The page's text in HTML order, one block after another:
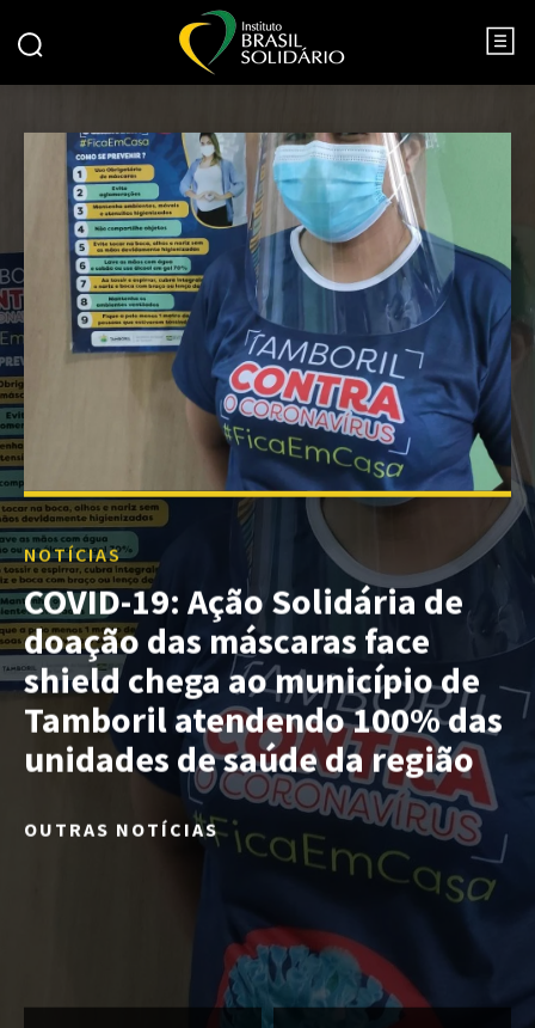
NOTÍCIAS
COVID-19: Ação Solidária de
doação das máscaras face
shield chega ao município de
Tamboril atendendo 100% das
unidades de saúde da região
OUTRAS NOTÍCIAS